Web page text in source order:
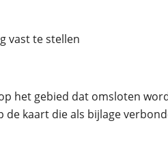
vast te stellen
het gebied dat omsloten
de kaart die als bijlage